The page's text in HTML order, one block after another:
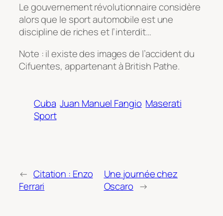
Le gouvernement révolutionnaire considère
alors que le sport automobile est une
discipline de riches et l’interdit…
Note : il existe des images de l’accident du
Cifuentes, appartenant à British Pathe.
Cuba Juan Manuel Fangio Maserati
Sport
← Citation : Enzo
Ferrari
Une journée chez
Oscaro →